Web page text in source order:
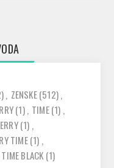
, ZENSKE(512),
(1), TIME(1) ,
(1) ,
TIME(1) ,
BLACK (1)